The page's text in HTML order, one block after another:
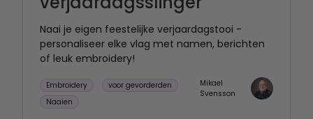
Naai je eigen feestelijke verjaardagstooi -
personaliseer elke vlag met namen, berichten
of leuk embroidery!
Embroidery
voor gevorderden
Naaien
Mikael
Svensson